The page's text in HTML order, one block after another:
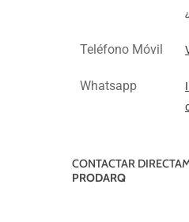
Teléfono Móvil
Whatsapp
CONTACTAR
PRODARQ